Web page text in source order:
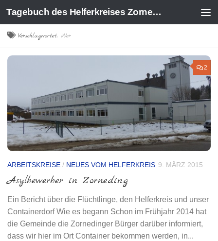
Zum Inhalt springen Tagebuch des Helferkreises Zorneding
Verschlagwortet: Wer
2
ARBEITSKREISE / NEUES VOM HELFERKREIS 9. MÄRZ 2015
Asylbewerber in Zorneding
Ein Bericht über die Flüchtlinge, den Helferkreis und unser
Containerdorf Wie es begann Schon im Frühjahr 2014 hat
die Gemeinde die Zornedinger Bürger darüber informiert,
dass wir hier im Ort Container bekommen werden, in...